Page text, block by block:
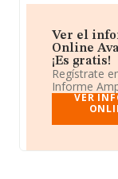
Ver el
Online
¡Es gratis!
Regístrate
Informe
VER